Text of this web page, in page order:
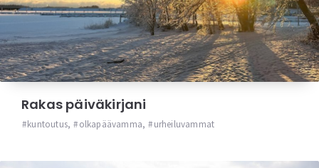
Rakas päiväkirjani
kuntoutus, olkapäävamma, urheiluvammat